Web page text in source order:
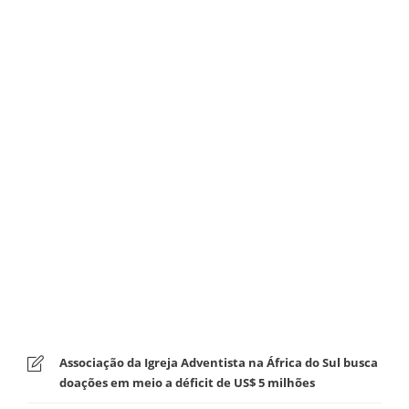
Associação da Igreja Adventista na África do Sul busca
doações em meio a déficit de US$ 5 milhões